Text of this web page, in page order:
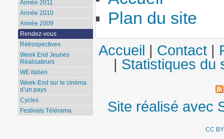
Plan du site
Année 2011
Année 2010
Année 2009
Rendez-vous
Rétrospectives
Week End Jeunes
Réalisateurs
WE italien
Week-End sur le cinéma
d’un pays
Cycles
Festivals Télérama
Accueil|Contact|
|Statistiques du
Site réalisé avec
CC